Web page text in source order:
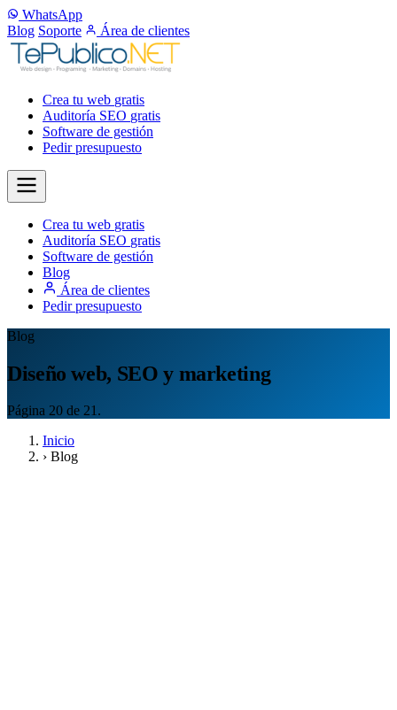
WhatsApp
Blog Soporte Área de clientes
Crea tu web gratis
Auditoría SEO gratis
Software de gestión
Pedir presupuesto
Crea tu web gratis
Auditoría SEO gratis
Software de gestión
Blog
Área de clientes
Pedir presupuesto
Blog
Diseño web, SEO y marketing
Página 20 de 21.
Inicio
› Blog